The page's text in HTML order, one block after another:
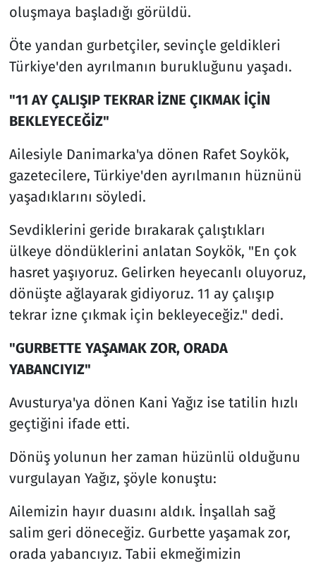
oluşmaya başladığı görüldü.
Öte yandan gurbetçiler, sevinçle geldikleri
Türkiye'den ayrılmanın burukluğunu yaşadı.
"11 AY ÇALIŞIP TEKRAR İZNE ÇIKMAK İÇİN
BEKLEYECEĞİZ"
Ailesiyle Danimarka'ya dönen Rafet Soykök,
gazetecilere, Türkiye'den ayrılmanın hüznünü
yaşadıklarını söyledi.
Sevdiklerini geride bırakarak çalıştıkları
ülkeye döndüklerini anlatan Soykök, "En çok
hasret yaşıyoruz. Gelirken heyecanlı oluyoruz,
dönüşte ağlayarak gidiyoruz. 11 ay çalışıp
tekrar izne çıkmak için bekleyeceğiz." dedi.
"GURBETTE YAŞAMAK ZOR, ORADA
YABANCIYIZ"
Avusturya'ya dönen Kani Yağız ise tatilin hızlı
geçtiğini ifade etti.
Dönüş yolunun her zaman hüzünlü olduğunu
vurgulayan Yağız, şöyle konuştu:
Ailemizin hayır duasını aldık. İnşallah sağ
salim geri döneceğiz. Gurbette yaşamak zor,
orada yabancıyız. Tabii ekmeğimizin